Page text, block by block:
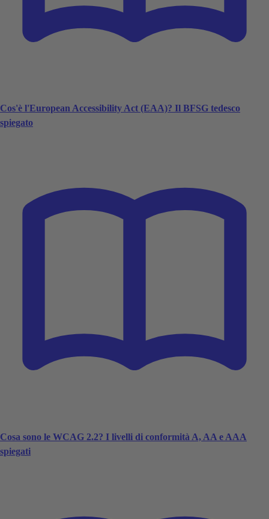
Cos'è l'European Accessibility Act (EAA)? Il BFSG tedesco
spiegato
Cosa sono le WCAG 2.2? I livelli di conformità A, AA e AAA
spiegati